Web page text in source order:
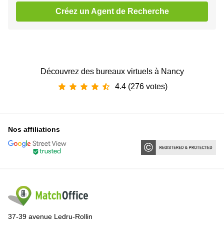
Créez un Agent de Recherche
Découvrez des bureaux virtuels à Nancy
4.4 (276 votes)
Nos affiliations
37-39 avenue Ledru-Rollin